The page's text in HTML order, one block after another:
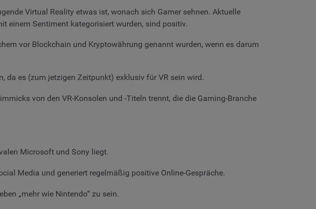
Virtual Reality etwas ist, wonach sich Gamer sehnen. Aktuelle
einem Sentiment kategorisiert wurden, sind positiv.
vor Blockchain und Kryptowährung genannt wurden, wenn es darum
da es (zum jetzigen Zeitpunkt) exklusiv für VR sein wird.
von den VR-Konsolen und -Titeln trennt, die die Gaming-Branche
Microsoft und Sony liegt.
Media und generiert regelmäßig positive Online-Gespräche.
„mehr wie Nintendo“ zu sein.